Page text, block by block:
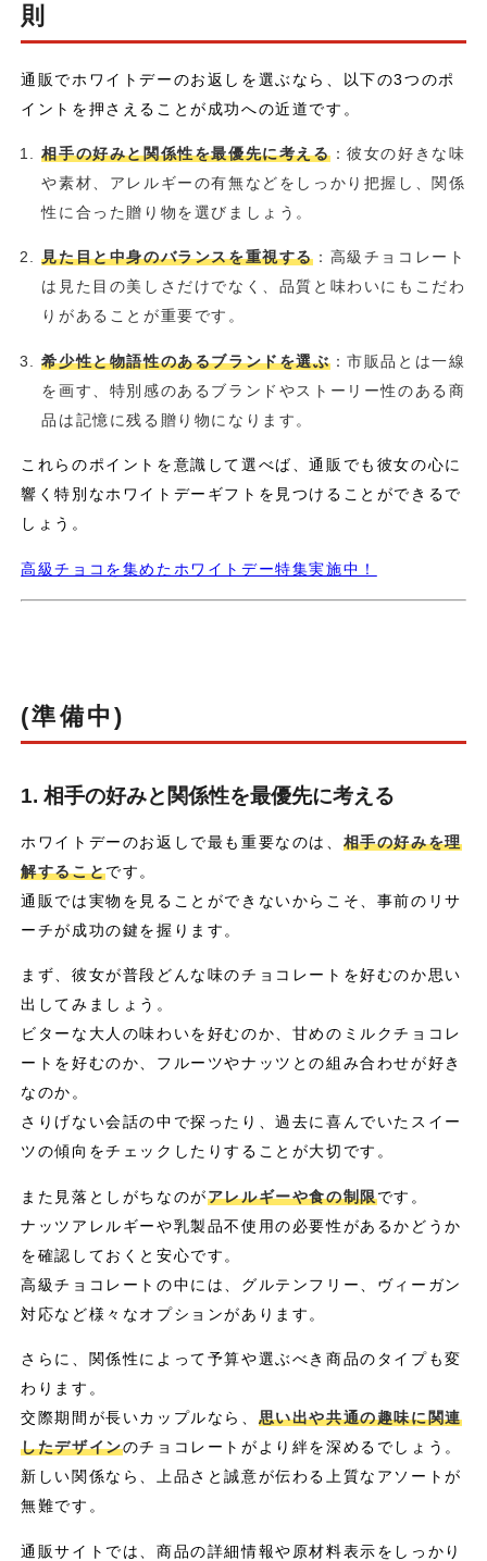
則
通販でホワイトデーのお返しを選ぶなら、以下の3つのポ
イントを押さえることが成功への近道です。
相手の好みと関係性を最優先に考える：彼女の好きな味
や素材、アレルギーの有無などをしっかり把握し、関係
性に合った贈り物を選びましょう。
見た目と中身のバランスを重視する：高級チョコレート
は見た目の美しさだけでなく、品質と味わいにもこだわ
りがあることが重要です。
希少性と物語性のあるブランドを選ぶ：市販品とは一線
を画す、特別感のあるブランドやストーリー性のある商
品は記憶に残る贈り物になります。
これらのポイントを意識して選べば、通販でも彼女の心に
響く特別なホワイトデーギフトを見つけることができるで
しょう。
高級チョコを集めたホワイトデー特集実施中！
(準備中)
1. 相手の好みと関係性を最優先に考える
ホワイトデーのお返しで最も重要なのは、 相手の好みを理
解することです。
通販では実物を見ることができないからこそ、事前のリサ
ーチが成功の鍵を握ります。
まず、彼女が普段どんな味のチョコレートを好むのか思い
出してみましょう。
ビターな大人の味わいを好むのか、甘めのミルクチョコレ
ートを好むのか、フルーツやナッツとの組み合わせが好き
なのか。
さりげない会話の中で探ったり、過去に喜んでいたスイー
ツの傾向をチェックしたりすることが大切です。
また見落としがちなのがアレルギーや食の制限です。
ナッツアレルギーや乳製品不使用の必要性があるかどうか
を確認しておくと安心です。
高級チョコレートの中には、グルテンフリー、ヴィーガン
対応など様々なオプションがあります。
さらに、関係性によって予算や選ぶべき商品のタイプも変
わります。
交際期間が長いカップルなら、 思い出や共通の趣味に関連
したデザインのチョコレートがより絆を深めるでしょう。
新しい関係なら、上品さと誠意が伝わる上質なアソートが
無難です。
通販サイトでは、商品の詳細情報や原材料表示をしっかり